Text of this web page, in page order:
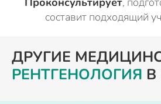
составит подходящий
ДРУГИЕ
РЕНТГЕНОЛОГИЯ